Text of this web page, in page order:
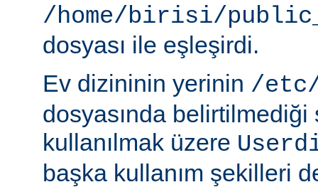
/home/birisi/
dosyası ile eşleşirdi.
Ev dizininin yerinin /etc/
dosyasında belirtilmediği
kullanılmak üzere
başka kullanım şekilleri